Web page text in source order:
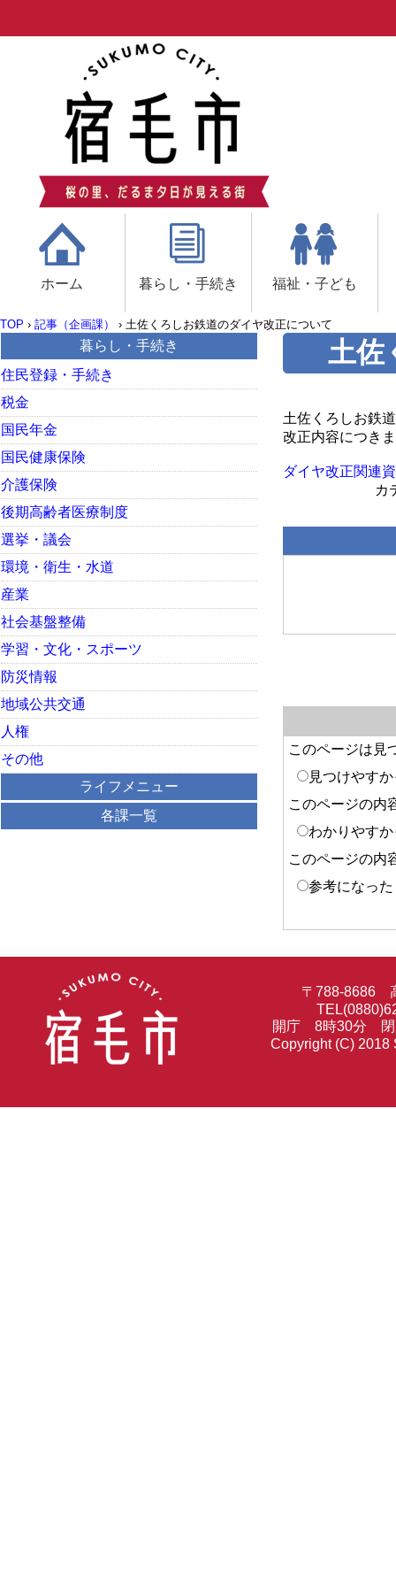
ホーム 暮らし・手続き 福祉・子ども
TOP › 記事（企画課） › 土佐くろしお鉄道のダイヤ改正について
土佐
土佐くろしお鉄
改正内容につき
ダイヤ改正関連
このページは見
見つけやす
このページの内
わかりやす
このページの内
参考になった
暮らし・手続き
住民登録・手続き
税金
国民年金
国民健康保険
介護保険
後期高齢者医療制度
選挙・議会
環境・衛生・水道
産業
社会基盤整備
学習・文化・スポーツ
防災情報
地域公共交通
人権
その他
ライフメニュー
各課一覧
〒788-8686
開庁 8時30分 閉
Copyright (C) 2018